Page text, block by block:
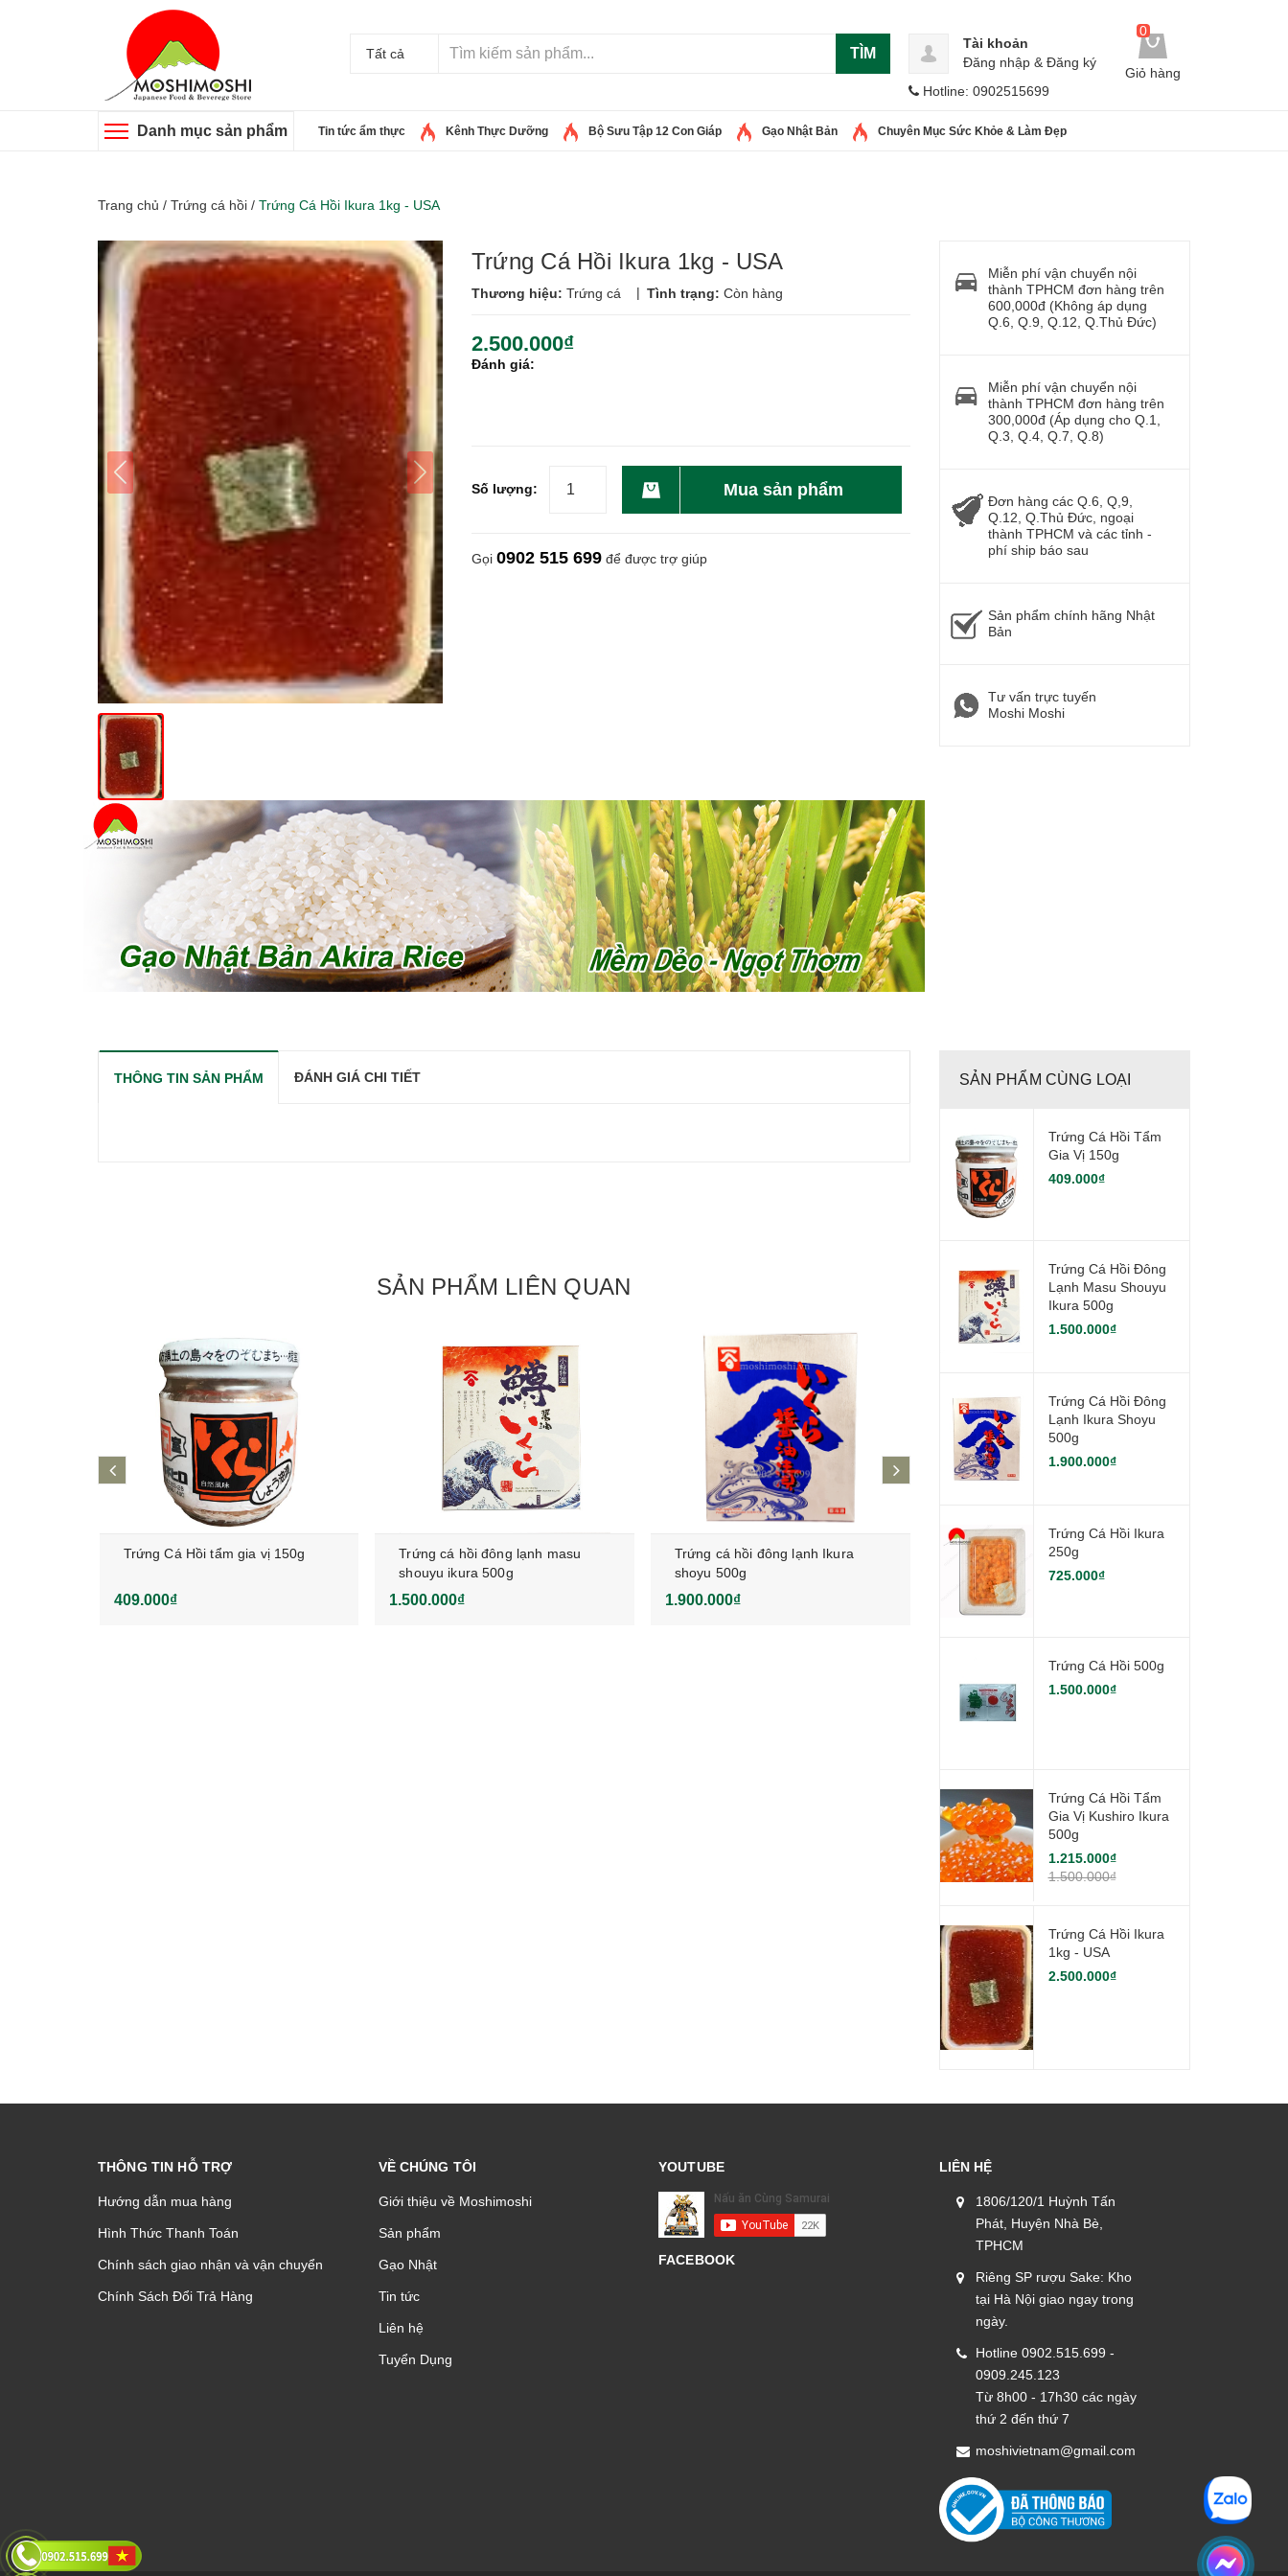
Tất cả TÌM
0
Giỏ hàng
Tài khoản
Đăng nhập & Đăng ký
Hotline: 0902515699
Danh mục sản phẩm Tin tức ẩm thực Kênh Thực Dưỡng Bộ Sưu Tập 12 Con Giáp Gạo Nhật Bản Chuyên Mục Sức Khỏe & Làm Đẹp
Trang chủ / Trứng cá hồi / Trứng Cá Hồi Ikura 1kg - USA
Trứng Cá Hồi Ikura 1kg - USA
Thương hiệu: Trứng cá | Tình trạng: Còn hàng
2.500.000₫
Đánh giá:
Số lượng: Mua sản phẩm
Gọi 0902 515 699 để được trợ giúp
Miễn phí vận chuyển nội
thành TPHCM đơn hàng trên
600,000đ (Không áp dụng
Q.6, Q.9, Q.12, Q.Thủ Đức)
Miễn phí vận chuyển nội
thành TPHCM đơn hàng trên
300,000đ (Áp dụng cho Q.1,
Q.3, Q.4, Q.7, Q.8)
Đơn hàng các Q.6, Q,9,
Q.12, Q.Thủ Đức, ngoại
thành TPHCM và các tỉnh -
phí ship báo sau
Sản phẩm chính hãng Nhật
Bản
Tư vấn trực tuyến
Moshi Moshi
THÔNG TIN SẢN PHẨM ĐÁNH GIÁ CHI TIẾT
SẢN PHẨM LIÊN QUAN
Trứng Cá Hồi tẩm gia vị 150g
409.000₫
Trứng cá hồi đông lạnh masu
shouyu ikura 500g
1.500.000₫
Trứng cá hồi đông lạnh Ikura
shoyu 500g
1.900.000₫
Trứng cá hồi Ikura 250g
725.000₫
SẢN PHẨM CÙNG LOẠI
Trứng Cá Hồi Tẩm
Gia Vị 150g
409.000₫
Trứng Cá Hồi Đông
Lạnh Masu Shouyu
Ikura 500g
1.500.000₫
Trứng Cá Hồi Đông
Lạnh Ikura Shoyu
500g
1.900.000₫
Trứng Cá Hồi Ikura
250g
725.000₫
Trứng Cá Hồi 500g
1.500.000₫
Trứng Cá Hồi Tẩm
Gia Vị Kushiro Ikura
500g
1.215.000₫
1.500.000₫
Trứng Cá Hồi Ikura
1kg - USA
2.500.000₫
THÔNG TIN HỖ TRỢ
Hướng dẫn mua hàng
Hình Thức Thanh Toán
Chính sách giao nhận và vận chuyển
Chính Sách Đổi Trả Hàng
VỀ CHÚNG TÔI
Giới thiệu về Moshimoshi
Sản phẩm
Gạo Nhật
Tin tức
Liên hệ
Tuyển Dụng
YOUTUBE
FACEBOOK
LIÊN HỆ
1806/120/1 Huỳnh Tấn
Phát, Huyện Nhà Bè,
TPHCM
Riêng SP rượu Sake: Kho
tại Hà Nội giao ngay trong
ngày.
Hotline 0902.515.699 -
0909.245.123
Từ 8h00 - 17h30 các ngày
thứ 2 đến thứ 7
moshivietnam@gmail.com